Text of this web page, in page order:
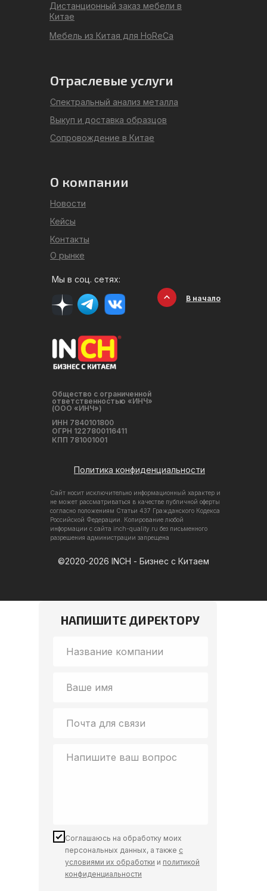
В начало
Контакты
Кейсы
Новости
О компании
Выкуп и доставка образцов
Сопровождение в Китае
Спектральный анализ металла
Отраслевые услуги
Мебель из Китая для HoReCa
Дистанционный заказ мебели в
Китае
О рынке
ОГРН 1227800116411
КПП 781001001
Общество с ограниченной
ответственностью «ИНЧ»
(ООО «ИНЧ»)
ИНН 7840101800
Мы в соц. сетях:
Сайт носит исключительно информационный характер и
не может рассматриваться в качестве публичной оферты
согласно положениям Статьи 437 Гражданского Кодекса
Российской Федерации. Копирование любой
информации с сайта inch-quality.ru без письменного
разрешения администрации запрещена
Политика конфиденциальности
©2020-2026 INCH - Бизнес с Китаем
НАПИШИТЕ ДИРЕКТОРУ
Соглашаюсь на обработку моих
персональных данных, а также с
условиями их обработки и политикой
конфиденциальности